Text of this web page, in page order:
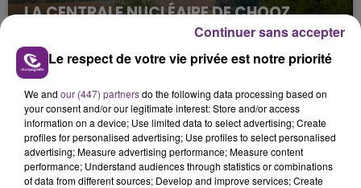
LA CENTRALE NUCLÉAIRE DE CHOOZ
Cela fait déjà une semaine que la centrale
nucléaire ardennaise est à l'arrêt. Une situation
justifiée par la sécheresse intense qui est toujours
présente.
Le respect de votre vie privée est notre priorité
We and our (447) partnersdo the following data processing based on
your consent and/or our legitimate interest: Store and/or access
information on a device; Use limited data to select advertising; Create
profiles for personalised advertising; Use profiles to select personalised
advertising; Measure advertising performance; Measure content
performance; Understand audiences through statistics or combinations
of data from different sources; Develop and improve services; Create
Continuer sans accepter